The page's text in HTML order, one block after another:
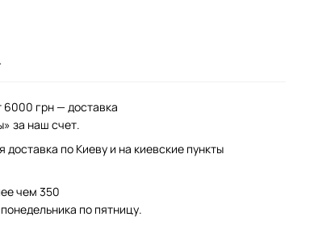
6000 грн — доставка
за наш счет.
по Киеву и на киевские пункты
чем 350
по пятницу.